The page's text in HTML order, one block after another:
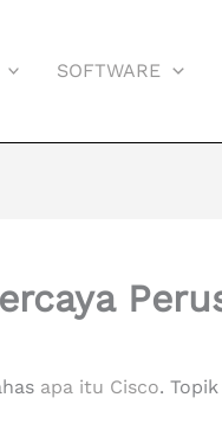
SOFTWARE
apa itu Cisco.